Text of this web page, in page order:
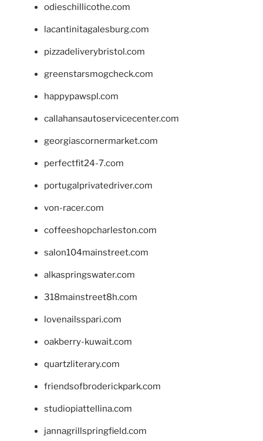
odieschillicothe.com
lacantinitagalesburg.com
pizzadeliverybristol.com
greenstarsmogcheck.com
happypawspl.com
callahansautoservicecenter.com
georgiascornermarket.com
perfectfit24-7.com
portugalprivatedriver.com
von-racer.com
coffeeshopcharleston.com
salon104mainstreet.com
alkaspringswater.com
318mainstreet8h.com
lovenailsspari.com
oakberry-kuwait.com
quartzliterary.com
friendsofbroderickpark.com
studiopiattellina.com
jannagrillspringfield.com